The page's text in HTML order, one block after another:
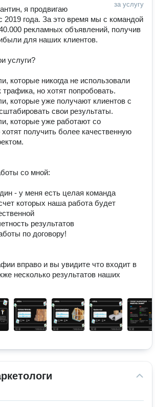
за услугу
я продвигаю
2019 года. За это время мы с командой
рекламных объявлений, получив
для наших клиентов.
услуги?
которые никогда не использовали
трафика, но хотят попробовать.
которые уже получают клиентов с
свои результаты.
которые уже работают со
получить более качественную
со мной:
- у меня есть целая команда
которых наша работа будет
результатов
по договору!
вправо и вы увидите что входит в
несколько результатов наших